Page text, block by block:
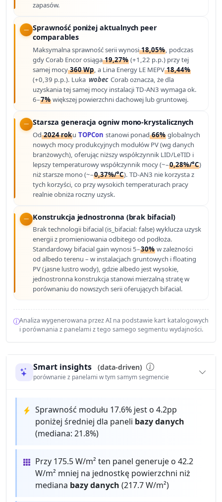
zapasów.
Sprawność poniżej aktualnych peer
comparables
Maksymalna sprawność serii wynosi18,05%, podczas
gdy Corab Encor osiąga19,27% (+1,22 p.p.) przy tej
samej mocy360 Wp, a Lina Energy LE MEPV18,44%
(+0,39 p.p.). Luka wobec Corab oznacza, że dla
uzyskania tej samej mocy instalacji TD-AN3 wymaga ok.
6–7% większej powierzchni dachowej lub gruntowej.
Starsza generacja ogniw mono-krystalicznych
Od2024 roku TOPCon stanowi ponad66% globalnych
nowych mocy produkcyjnych modułów PV (wg danych
branżowych), oferując niższy współczynnik LID/LeTID i
lepszy temperaturowy współczynnik mocy (~–0,28%/°C)
niż starsze mono (~–0,37%/°C). TD-AN3 nie korzysta z
tych korzyści, co przy wysokich temperaturach pracy
realnie obniża roczny uzysk.
Konstrukcja jednostronna (brak bifacial)
Brak technologii bifacial (is_bifacial: false) wyklucza uzysk
energii z promieniowania odbitego od podłoża.
Standardowy bifacial gain wynosi 5–30% w zależności
od albedo terenu – w instalacjach gruntowych i floating
PV (jasne lustro wody), gdzie albedo jest wysokie,
jednostronna konstrukcja stanowi mierzalną stratę w
porównaniu do nowszych serii oferujących bifacial.
Analiza wygenerowana przez AI na podstawie kart katalogowych
i porównania z panelami z tego samego segmentu wydajności.
Smart insights (data-driven)
porównanie z panelami w tym samym segmencie
Sprawność modułu 17.6% jest o 4.2pp
poniżej średniej dla paneli bazy danych
(mediana: 21.8%)
Przy 175.5 W/m² ten panel generuje o 42.2
W/m² mniej na jednostkę powierzchni niż
mediana bazy danych (217.7 W/m²)